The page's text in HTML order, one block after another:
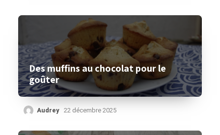
Des muffins au chocolat pour le
goûter
Audrey 22 décembre 2025